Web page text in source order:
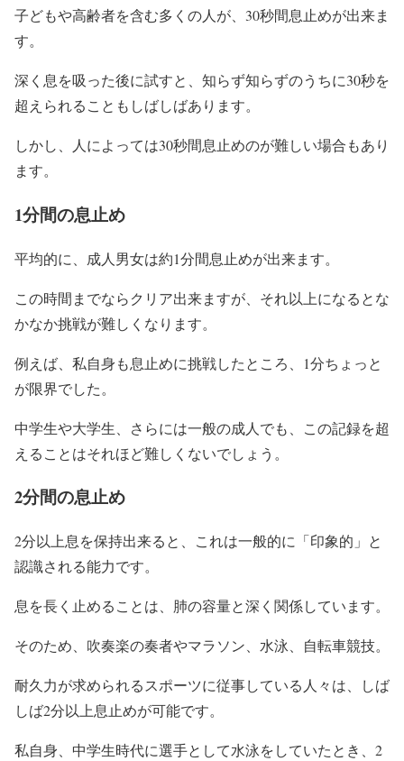
子どもや高齢者を含む多くの人が、30秒間息止めが出来ま
す。
深く息を吸った後に試すと、知らず知らずのうちに30秒を
超えられることもしばしばあります。
しかし、人によっては30秒間息止めのが難しい場合もあり
ます。
1分間の息止め
平均的に、成人男女は約1分間息止めが出来ます。
この時間までならクリア出来ますが、それ以上になるとな
かなか挑戦が難しくなります。
例えば、私自身も息止めに挑戦したところ、1分ちょっと
が限界でした。
中学生や大学生、さらには一般の成人でも、この記録を超
えることはそれほど難しくないでしょう。
2分間の息止め
2分以上息を保持出来ると、これは一般的に「印象的」と
認識される能力です。
息を長く止めることは、肺の容量と深く関係しています。
そのため、吹奏楽の奏者やマラソン、水泳、自転車競技。
耐久力が求められるスポーツに従事している人々は、しば
しば2分以上息止めが可能です。
私自身、中学生時代に選手として水泳をしていたとき、2